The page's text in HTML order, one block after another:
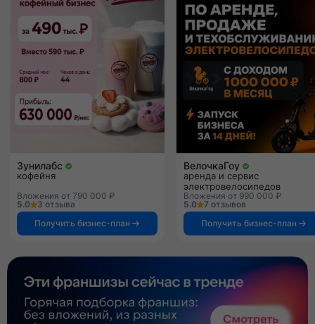
Зунилабс
кофейня
Вложения от 790 000 ₽
5.0
3 отзыва
Получить бизнес-план
ВелочкаГоу
аренда и сервис
электровелосипедов
Вложения от 990 000 ₽
5.0
7 отзывов
Получить бизнес-план